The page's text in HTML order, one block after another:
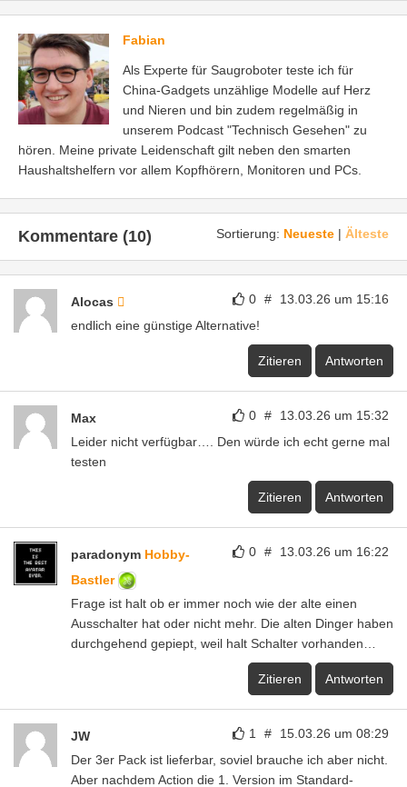
Fabian
Als Experte für Saugroboter teste ich für
China-Gadgets unzählige Modelle auf Herz
und Nieren und bin zudem regelmäßig in
unserem Podcast "Technisch Gesehen" zu
hören. Meine private Leidenschaft gilt neben den smarten
Haushaltshelfern vor allem Kopfhörern, Monitoren und PCs.
Sortierung: Neueste | Älteste
Kommentare (10)
0 # 13.03.26 um 15:16
Alocas
endlich eine günstige Alternative!
Zitieren Antworten
0 # 13.03.26 um 15:32
Max
Leider nicht verfügbar…. Den würde ich echt gerne mal
testen
Zitieren Antworten
0 # 13.03.26 um 16:22
paradonym Hobby-
Bastler
Frage ist halt ob er immer noch wie der alte einen
Ausschalter hat oder nicht mehr. Die alten Dinger haben
durchgehend gepiept, weil halt Schalter vorhanden…
Zitieren Antworten
1 # 15.03.26 um 08:29
JW
Der 3er Pack ist lieferbar, soviel brauche ich aber nicht.
Aber nachdem Action die 1. Version im Standard-